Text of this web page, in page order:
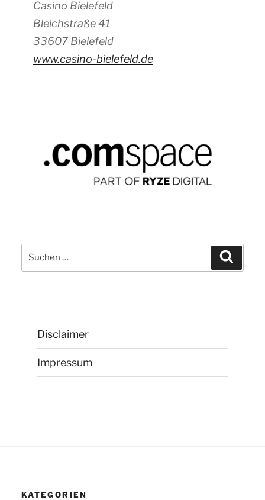
Casino Bielefeld
Bleichstraße 41
33607 Bielefeld
www.casino-bielefeld.de
Suchen
nach:
Disclaimer
Impressum
KATEGORIEN